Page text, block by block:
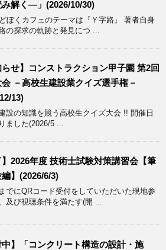
み解く―」(2026/10/30)
ぼくカフェのテーマは『Ｙ字路』 著者自身
の探求の軌跡と発見につ ...
らせ】コンストラクション甲子園 第2回
会 －高校生建設業クイズ選手権－
13)
設の知識を競う高校生クイズ大会 !! 開催日
ました(2026/5 ...
】2026年度 技術士試験対策講習会【筆
】(2026/6/3)
でにQRコード受付をしていただいた現地参
及び視聴条件を満たす(開 ...
中】「コンクリート構造の設計・施